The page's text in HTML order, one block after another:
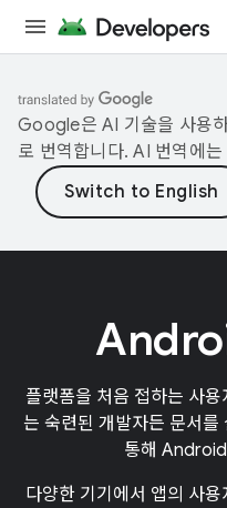
Google은 AI 기술을 사용
로 번역합니다. AI 번역에
플랫폼을 처음 접하는 사
는 숙련된 개발자든 문서
통해
다양한 기기에서 앱의 사